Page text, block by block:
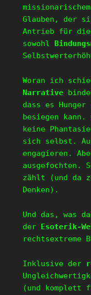
Glauben, der
Antrieb für
sowohl
Woran ich
Narrative
dass es
besiegen
keine
sich selbst.
engagieren.
ausgefochten.
zählt (und da
Denken).
Und das, was
der Esoterik-
Inklusive der
(und komplett